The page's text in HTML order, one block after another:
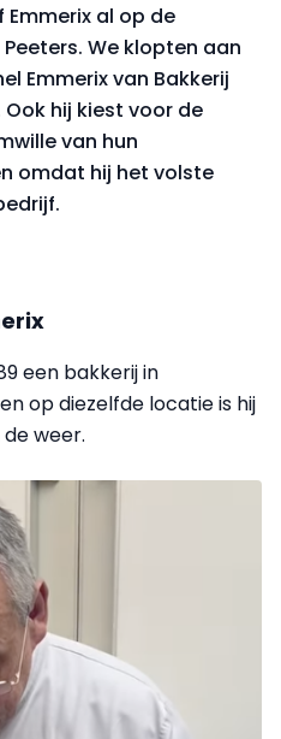
al op de
We klopten aan
Emmerix van Bakkerij
Ook hij kiest voor de
van hun
omdat hij het volste
een bakkerij in
op diezelfde locatie is hij
weer.